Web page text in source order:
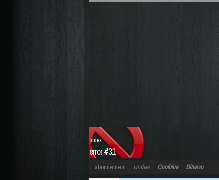
error #31
Index
abonnement Unibet Coolblue Bitvavo